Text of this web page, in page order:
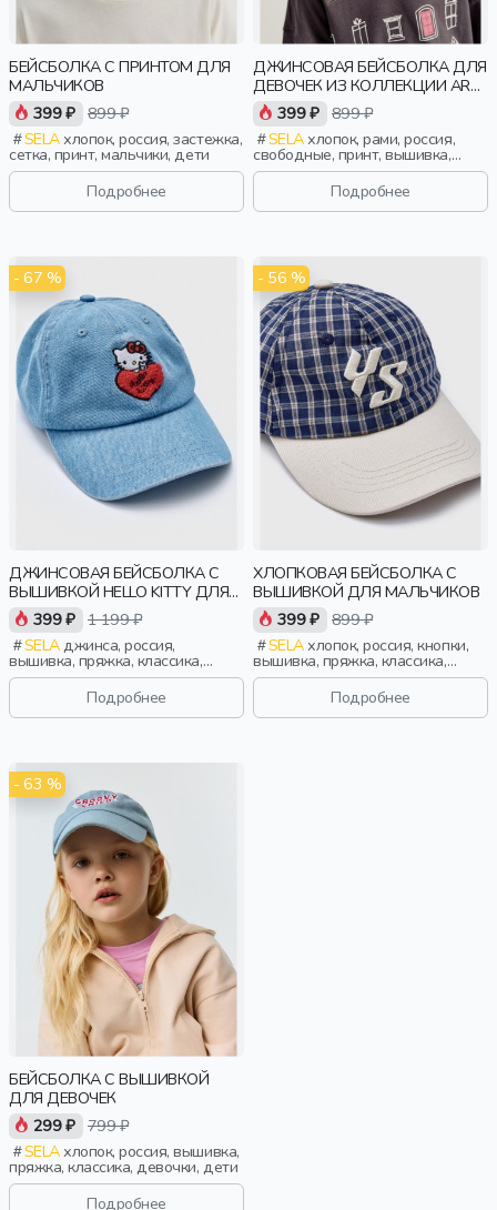
БЕЙСБОЛКА С ПРИНТОМ ДЛЯ
МАЛЬЧИКОВ
399 ₽ 899 ₽
SELAхлопок, россия, застежка,
сетка, принт, мальчики, дети
Подробнее
ДЖИНСОВАЯ БЕЙСБОЛКА ДЛЯ
ДЕВОЧЕК ИЗ КОЛЛЕКЦИИ ART
PEOPLE С «ОБЩЕСТВОМ ЮНЫХ
АРХИТЕКТОРОВ»
399 ₽ 899 ₽
SELAхлопок, рами, россия,
свободные, принт, вышивка,
пряжка, классика, девочки, дети
Подробнее
- 67 %
ДЖИНСОВАЯ БЕЙСБОЛКА С
ВЫШИВКОЙ HELLO KITTY ДЛЯ
ДЕВОЧЕК
399 ₽ 1 199 ₽
SELAджинса, россия,
вышивка, пряжка, классика,
девочки, дети
Подробнее
- 56 %
ХЛОПКОВАЯ БЕЙСБОЛКА С
ВЫШИВКОЙ ДЛЯ МАЛЬЧИКОВ
399 ₽ 899 ₽
SELAхлопок, россия, кнопки,
вышивка, пряжка, классика,
мальчики, дети
Подробнее
- 63 %
БЕЙСБОЛКА С ВЫШИВКОЙ
ДЛЯ ДЕВОЧЕК
299 ₽ 799 ₽
SELAхлопок, россия, вышивка,
пряжка, классика, девочки, дети
Подробнее